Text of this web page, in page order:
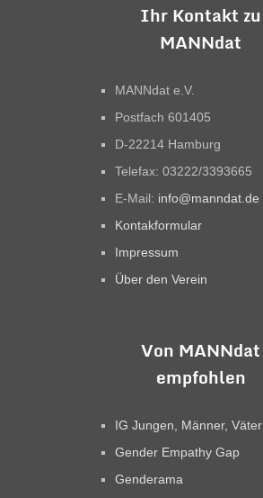
Ihr Kontakt zu
MANNdat
MANNdat e.V.
Postfach 601405
D-22214 Hamburg
Telefax: 03222/3393665
E-Mail: info@manndat.de
Kontakformular
Impressum
Über den Verein
Von MANNdat
empfohlen
IG Jungen, Männer, Väter
Gender Empathy Gap
Genderama